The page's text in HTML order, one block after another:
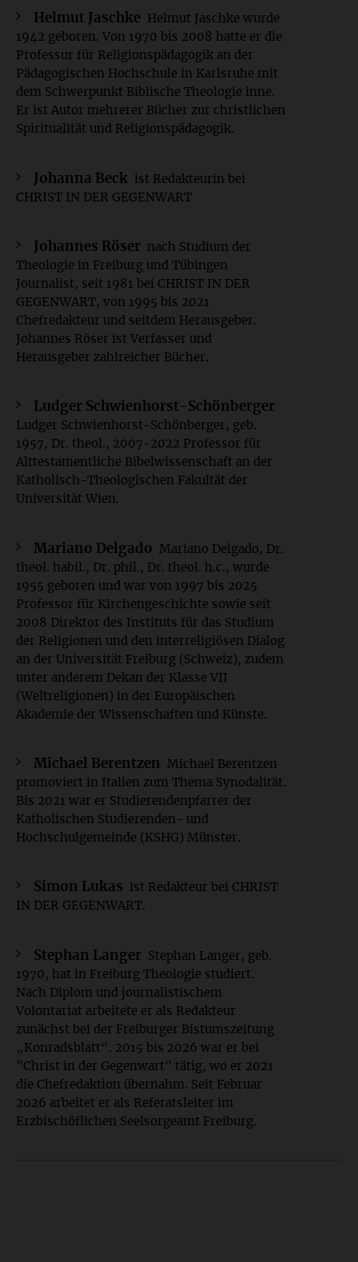
Helmut Jaschke
Helmut Jaschke wurde
1942 geboren. Von 1970 bis 2008 hatte er die
Professur für Religionspädagogik an der
Pädagogischen Hochschule in Karlsruhe mit
dem Schwerpunkt Biblische Theologie inne.
Er ist Autor mehrerer Bücher zur christlichen
Spiritualität und Religionspädagogik.
Johanna Beck
ist Redakteurin bei
CHRIST IN DER GEGENWART
Johannes Röser
nach Studium der
Theologie in Freiburg und Tübingen
Journalist, seit 1981 bei CHRIST IN DER
GEGENWART, von 1995 bis 2021
Chefredakteur und seitdem Herausgeber.
Johannes Röser ist Verfasser und
Herausgeber zahlreicher Bücher.
Ludger Schwienhorst-Schönberger
Ludger Schwienhorst-Schönberger, geb.
1957, Dr. theol., 2007-2022 Professor für
Alttestamentliche Bibelwissenschaft an der
Katholisch-Theologischen Fakultät der
Universität Wien.
Mariano Delgado
Mariano Delgado, Dr.
theol. habil., Dr. phil., Dr. theol. h.c., wurde
1955 geboren und war von 1997 bis 2025
Professor für Kirchengeschichte sowie seit
2008 Direktor des Instituts für das Studium
der Religionen und den interreligiösen Dialog
an der Universität Freiburg (Schweiz), zudem
unter anderem Dekan der Klasse VII
(Weltreligionen) in der Europäischen
Akademie der Wissenschaften und Künste.
Michael Berentzen
Michael Berentzen
promoviert in Italien zum Thema Synodalität.
Bis 2021 war er Studierendenpfarrer der
Katholischen Studierenden- und
Hochschulgemeinde (KSHG) Münster.
Simon Lukas
ist Redakteur bei CHRIST
IN DER GEGENWART.
Stephan Langer
Stephan Langer, geb.
1970, hat in Freiburg Theologie studiert.
Nach Diplom und journalistischem
Volontariat arbeitete er als Redakteur
zunächst bei der Freiburger Bistumszeitung
„Konradsblatt“. 2015 bis 2026 war er bei
"Christ in der Gegenwart" tätig, wo er 2021
die Chefredaktion übernahm. Seit Februar
2026 arbeitet er als Referatsleiter im
Erzbischöflichen Seelsorgeamt Freiburg.